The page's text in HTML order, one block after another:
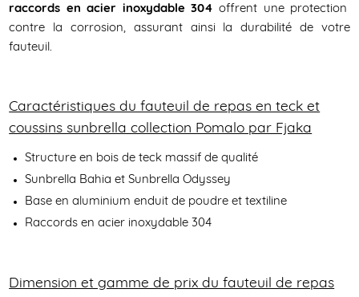
raccords en acier inoxydable 304 offrent une protection
contre la corrosion, assurant ainsi la durabilité de votre
fauteuil.
Caractéristiques du fauteuil de repas en teck et
coussins sunbrella collection Pomalo par Fjaka
Structure en bois de teck massif de qualité
Sunbrella Bahia et Sunbrella Odyssey
Base en aluminium enduit de poudre et textiline
Raccords en acier inoxydable 304
Dimension et gamme de prix du fauteuil de repas